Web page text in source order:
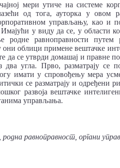
мери утиче на системе
од тога, ауторка у овом
управљању, као и
у виду да се, у области
равноправности путем
облици примене вештачке
да се утврди домашај и правне
угла. Прво, разматрају се
имати у спровођењу мера
се разматрају и одређени
развоја вештачке
управљања.
равноправност, органи